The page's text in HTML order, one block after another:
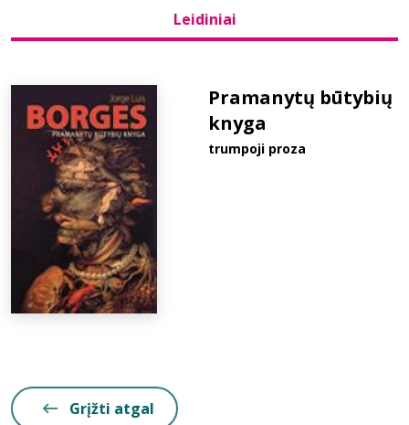
Bibliotekoms
D.U.K.
+370 667 80 541
Leidiniai
Pramanytų būtybių
knyga
trumpoji proza
Grįžti atgal